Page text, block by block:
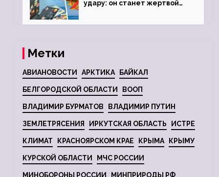
удару: он станет жертвой
Метки
АВИАНОВОСТИ АРКТИКА БАЙКАЛ
БЕЛГОРОДСКОЙ ОБЛАСТИ ВООП
ВЛАДИМИР БУРМАТОВ ВЛАДИМИР ПУТИН
ЗЕМЛЕТРЯСЕНИЯ ИРКУТСКАЯ ОБЛАСТЬ ИСТРЕ
КЛИМАТ КРАСНОЯРСКОМ КРАЕ КРЫМА КРЫМУ
КУРСКОЙ ОБЛАСТИ МЧС РОССИИ
МИНОБОРОНЫ РОССИИ МИНПРИРОДЫ РФ